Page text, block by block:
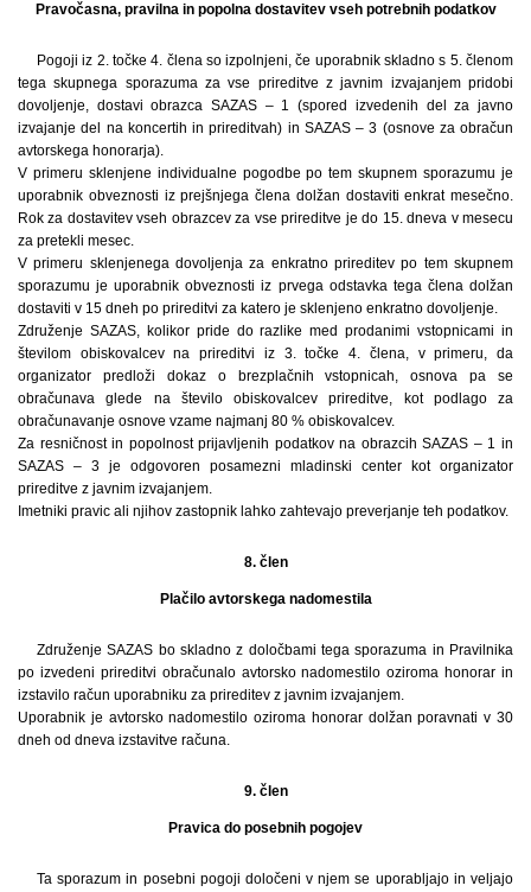
Pravočasna, pravilna in popolna dostavitev vseh potrebnih podatkov
Pogoji iz 2. točke 4. člena so izpolnjeni, če uporabnik skladno s 5. členom
tega skupnega sporazuma za vse prireditve z javnim izvajanjem pridobi
dovoljenje, dostavi obrazca SAZAS – 1 (spored izvedenih del za javno
izvajanje del na koncertih in prireditvah) in SAZAS – 3 (osnove za obračun
avtorskega honorarja).
V primeru sklenjene individualne pogodbe po tem skupnem sporazumu je
uporabnik obveznosti iz prejšnjega člena dolžan dostaviti enkrat mesečno.
Rok za dostavitev vseh obrazcev za vse prireditve je do 15. dneva v mesecu
za pretekli mesec.
V primeru sklenjenega dovoljenja za enkratno prireditev po tem skupnem
sporazumu je uporabnik obveznosti iz prvega odstavka tega člena dolžan
dostaviti v 15 dneh po prireditvi za katero je sklenjeno enkratno dovoljenje.
Združenje SAZAS, kolikor pride do razlike med prodanimi vstopnicami in
številom obiskovalcev na prireditvi iz 3. točke 4. člena, v primeru, da
organizator predloži dokaz o brezplačnih vstopnicah, osnova pa se
obračunava glede na število obiskovalcev prireditve, kot podlago za
obračunavanje osnove vzame najmanj 80 % obiskovalcev.
Za resničnost in popolnost prijavljenih podatkov na obrazcih SAZAS – 1 in
SAZAS – 3 je odgovoren posamezni mladinski center kot organizator
prireditve z javnim izvajanjem.
Imetniki pravic ali njihov zastopnik lahko zahtevajo preverjanje teh podatkov.
8. člen
Plačilo avtorskega nadomestila
Združenje SAZAS bo skladno z določbami tega sporazuma in Pravilnika
po izvedeni prireditvi obračunalo avtorsko nadomestilo oziroma honorar in
izstavilo račun uporabniku za prireditev z javnim izvajanjem.
Uporabnik je avtorsko nadomestilo oziroma honorar dolžan poravnati v 30
dneh od dneva izstavitve računa.
9. člen
Pravica do posebnih pogojev
Ta sporazum in posebni pogoji določeni v njem se uporabljajo in veljajo